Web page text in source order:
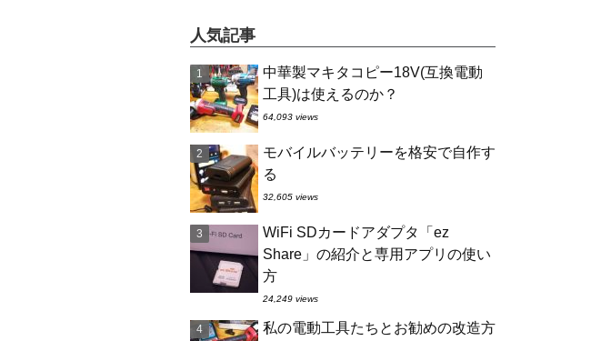
人気記事
中華製マキタコピー18V(互換電動
工具)は使えるのか？
64,093 views
モバイルバッテリーを格安で自作す
る
32,605 views
WiFi SDカードアダプタ「ez
Share」の紹介と専用アプリの使い
方
24,249 views
私の電動工具たちとお勧めの改造方